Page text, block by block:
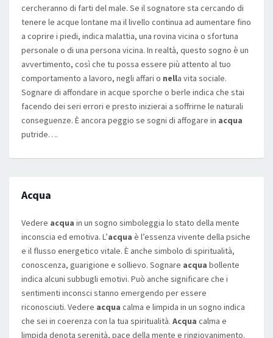
cercheranno di farti del male. Se il sognatore sta cercando di
tenere le acque lontane ma il livello continua ad aumentare fino
a coprire i piedi, indica malattia, una rovina vicina o sfortuna
personale o di una persona vicina. In realtà, questo sogno è un
avvertimento, così che tu possa essere più attento al tuo
comportamento a lavoro, negli affari o nella vita sociale.
Sognare di affondare in acque sporche o berle indica che stai
facendo dei seri errori e presto inizierai a soffrirne le naturali
conseguenze. È ancora peggio se sogni di affogare in acqua
putride….
Acqua
Vedere acqua in un sogno simboleggia lo stato della mente
inconscia ed emotiva. L’acqua è l’essenza vivente della psiche
e il flusso energetico vitale. È anche simbolo di spiritualità,
conoscenza, guarigione e sollievo. Sognare acqua bollente
indica alcuni subbugli emotivi. Può anche significare che i
sentimenti inconsci stanno emergendo per essere
riconosciuti. Vedere acqua calma e limpida in un sogno indica
che sei in coerenza con la tua spiritualità. Acqua calma e
limpida denota serenità, pace della mente e ringiovanimento.